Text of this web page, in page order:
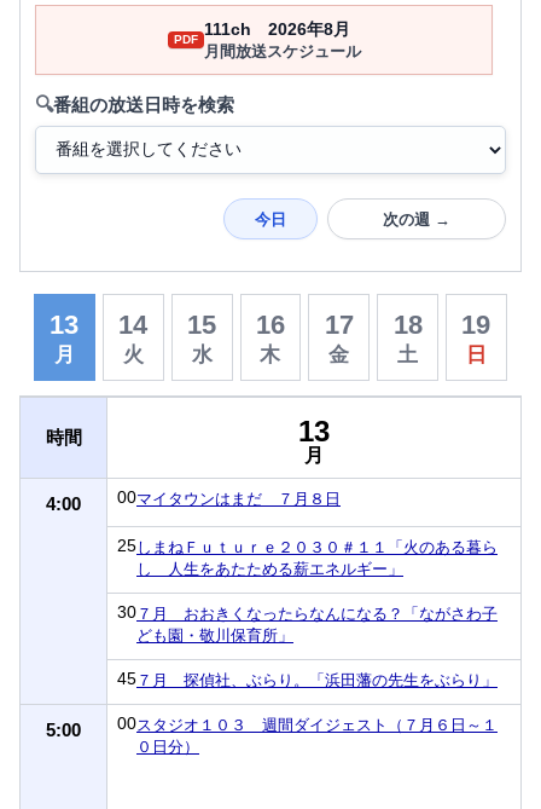
111ch 2026年8月
月間放送スケジュール
番組の放送日時を検索
今日 次の週 →
13
月
14
火
15
水
16
木
17
金
18
土
19
日
時間 13
月
4:00 00マイタウンはまだ ７月８日
25しまねＦｕｔｕｒｅ２０３０＃１１「火のある暮ら
し 人生をあたためる薪エネルギー」
30 ７月 おおきくなったらなんになる？「ながさわ子
ども園・敬川保育所」
45 ７月 探偵社、ぶらり。「浜田藩の先生をぶらり」
5:00 00スタジオ１０３ 週間ダイジェスト（７月６日～１
０日分）